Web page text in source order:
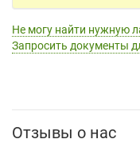
Не могу найти нужную
Запросить документы
Отзывы о нас